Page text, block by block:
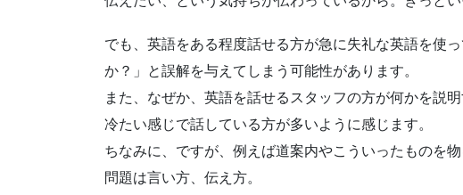
でも、英語をある程度話せる方が急に失礼な英語を使
か？」と誤解を与えてしまう可能性があります。
また、なぜか、英語を話せるスタッフの方が何かを説
冷たい感じで話している方が多いように感じます。
ちなみに、ですが、例えば道案内やこういったものを
問題は言い方、伝え方。